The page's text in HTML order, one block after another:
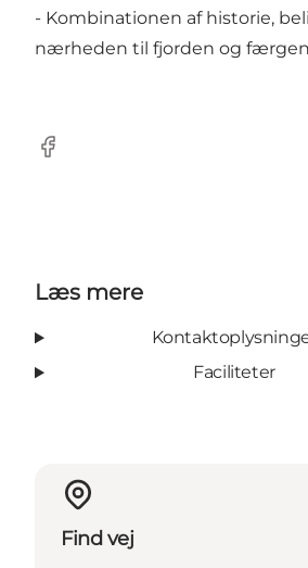
- Kombinationen af historie,
nærheden til fjorden og
Facebook
Læs mere
Faciliteter
Find vej